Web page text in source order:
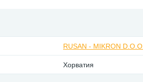
RUSAN - MIKRON D.O.O.
Хорватия